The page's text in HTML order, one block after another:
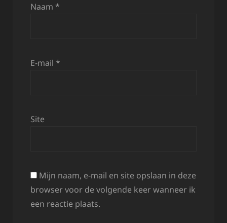
Naam *
E-mail *
Site
Mijn naam, e-mail en site opslaan in deze
browser voor de volgende keer wanneer ik
een reactie plaats.